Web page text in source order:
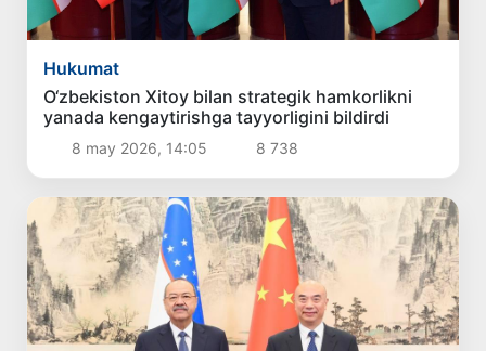
Hukumat
O‘zbekiston Xitoy bilan strategik hamkorlikni
yanada kengaytirishga tayyorligini bildirdi
8 may 2026, 14:05 8 738